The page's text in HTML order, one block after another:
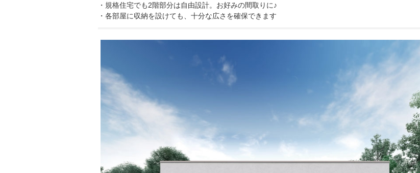
・規格住宅でも2階部分は自由設計。お好みの間取りに♪
・各部屋に収納を設けても、十分な広さを確保できます